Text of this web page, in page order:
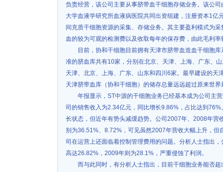
负责经营，该公司主要从事脐带血干细胞存储业务。该公
大学血液学研究所血液病医院共同出资组建，注册资本1亿
间充质干细胞资源的采集、存储业务。其主要盈利模式为
血的较为可观的检测费以及收取每年的保存费，由此毛利率
目前，协和干细胞目前拥有天津市脐带血造血干细胞
准的脐血库共有10家，分别在北京、天津、上海、广东、
天津、北京、上海、广东、山东和四川6家。最早建设的天
天津脐带血库（协和干细胞）的储存总量远远超过原来世
年报显示，ST中源的干细胞业务已经基本成为公司主
司的销售收入为2.34亿元，同比增长9.86%，占比达到
长状态，但近年有势头减缓趋势。公司2007年、2008年营
别为36.51%、8.72%，可见虽然2007年营收大幅上升，但
司在运营上还面临着控制管理费用的问题。分析人士指出
高达26.82%，2009年则为28.1%，严重侵蚀了利润。
而与此同时，有分析人士指出，目前干细胞业务能否